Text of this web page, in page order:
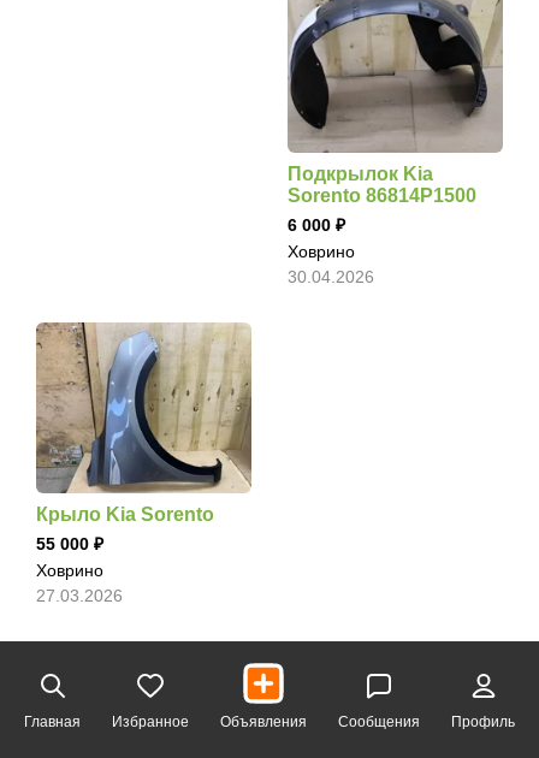
Подкрылок Kia
Sorento 86814P1500
6 000
Ховрино
30.04.2026
Крыло Kia Sorento
55 000
Ховрино
27.03.2026
Главная Избранное Объявления Сообщения Профиль